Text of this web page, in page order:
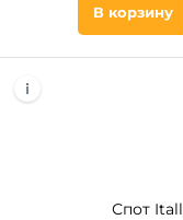
В корзину
Спот